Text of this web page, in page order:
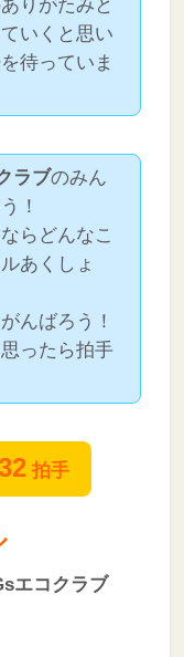
りがたみと
いくと思い
待っていま
ラブのみん
！
らどんなこ
あくしょ
んばろう！
ったら拍手
拍手
エコクラブ